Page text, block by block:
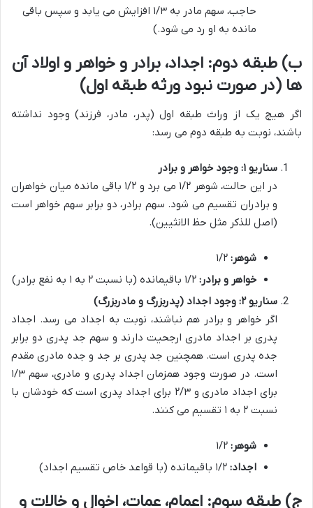
حاجب، سهم مادر به ۱/۳ افزایش می یابد و سپس باقی
مانده به او رد می شود.)
ب) طبقه دوم: اجداد، برادر و خواهر و اولاد آن
ها (در صورت نبود ورثه طبقه اول)
اگر هیچ یک از وراث طبقه اول (پدر، مادر، فرزند) وجود نداشته
باشند، نوبت به طبقه دوم می رسد:
سناریو ۱: وجود خواهر و برادر
در این حالت، شوهر ۱/۲ می برد و ۱/۲ باقی مانده میان خواهران
و برادران تقسیم می شود. سهم برادر، دو برابر سهم خواهر است
(اصل للذکر مثل حظ الانثیین).
شوهر:
خواهر و برادر:
سناریو ۲: وجود اجداد (پدربزرگ و مادربزرگ)
اگر خواهر و برادر هم نباشند، نوبت به اجداد می رسد. اجداد
پدری بر اجداد مادری ارجحیت دارند و سهم جد پدری دو برابر
جده پدری است. همچنین جد پدری بر جد و جده مادری مقدم
است. در صورت وجود همزمان اجداد پدری و مادری، سهم ۱/۳
برای اجداد مادری و ۲/۳ برای اجداد پدری است که خودشان با
نسبت ۲ به ۱ تقسیم می کنند.
شوهر:
اجداد:
ج) طبقه سوم: اعمام، عمات، اخوال و خالات و